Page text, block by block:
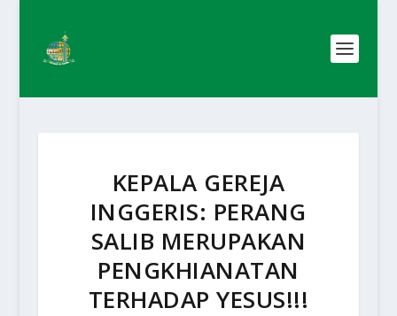
KEPALA GEREJA
INGGERIS: PERANG
SALIB MERUPAKAN
PENGKHIANATAN
TERHADAP YESUS!!!